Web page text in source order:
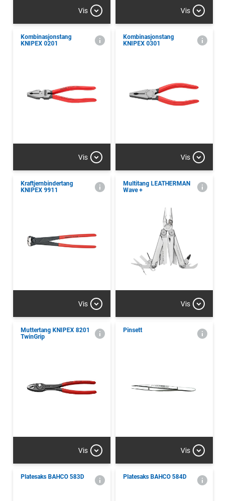
Vis Vis
Kombinasjonstang
KNIPEX 0201
Vis
Kombinasjonstang
KNIPEX 0301
Vis
Kraftjernbindertang
KNIPEX 9911
Vis
Multitang LEATHERMAN
Wave +
Vis
Muttertang KNIPEX 8201
TwinGrip
Vis
Pinsett
Vis
Platesaks BAHCO 583D Platesaks BAHCO 584D